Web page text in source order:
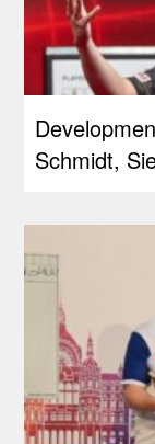
Schmidt,